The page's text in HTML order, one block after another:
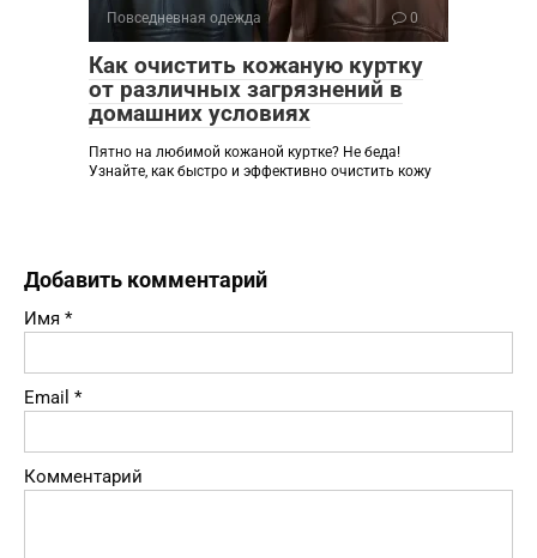
Повседневная одежда 0
Как очистить кожаную куртку
от различных загрязнений в
домашних условиях
Пятно на любимой кожаной куртке? Не беда!
Узнайте, как быстро и эффективно очистить кожу
Добавить комментарий
Имя *
Email *
Комментарий